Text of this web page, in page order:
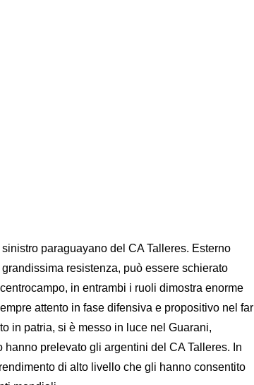
sinistro paraguayano del CA Talleres. Esterno
resistenza, può essere schierato
in entrambi i ruoli dimostra enorme
attento in fase difensiva e propositivo nel far
in patria, si è messo in luce nel Guarani,
prelevato gli argentini del CA Talleres. In
di alto livello che gli hanno consentito